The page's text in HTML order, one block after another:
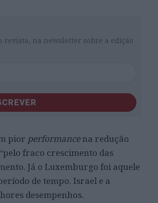
revista, na newsletter sobre a edição
pior performancena redução
fraco crescimento das
Já o Luxemburgo foi aquele
de tempo. Israel e a
desempenhos.